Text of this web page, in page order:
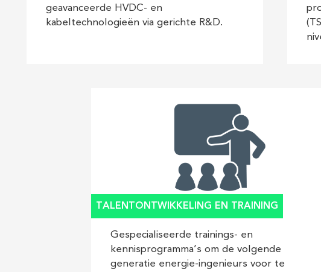
geavanceerde HVDC- en
kabeltechnologieën via gerichte R&D.
TALENTONTWIKKELING EN TRAINING
Gespecialiseerde trainings- en
kennisprogramma’s om de volgende
generatie energie-ingenieurs voor te